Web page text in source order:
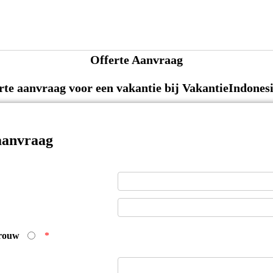
Offerte Aanvraag
aanvraag voor een vakantie bij